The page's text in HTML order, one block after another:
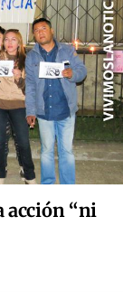
acción “ni